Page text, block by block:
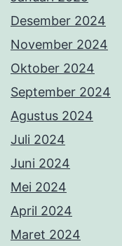
Desember 2024
November 2024
Oktober 2024
September 2024
Agustus 2024
Juli 2024
Juni 2024
Mei 2024
April 2024
Maret 2024